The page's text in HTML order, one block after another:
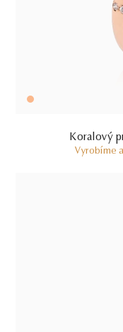
Koralový
Vyrobíme